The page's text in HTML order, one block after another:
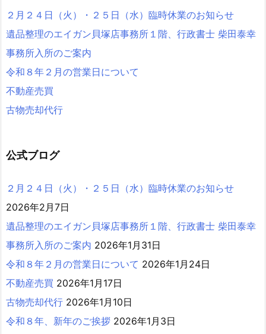
２月２４日（火）・２５日（水）臨時休業のお知らせ
遺品整理のエイガン貝塚店事務所１階、行政書士 柴田泰幸
事務所入所のご案内
令和８年２月の営業日について
不動産売買
古物売却代行
公式ブログ
２月２４日（火）・２５日（水）臨時休業のお知らせ
2026年2月7日
遺品整理のエイガン貝塚店事務所１階、行政書士 柴田泰幸
事務所入所のご案内 2026年1月31日
令和８年２月の営業日について 2026年1月24日
不動産売買 2026年1月17日
古物売却代行 2026年1月10日
令和８年、新年のご挨拶 2026年1月3日